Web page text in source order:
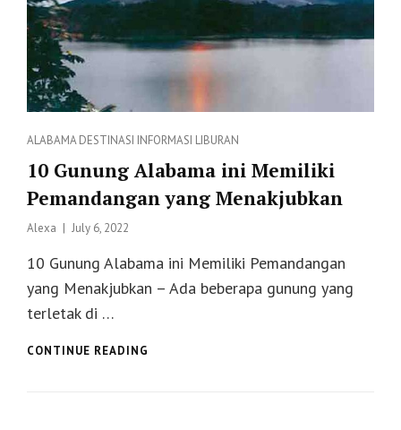
Categories
ALABAMADESTINASI INFORMASI LIBURAN
10 Gunung Alabama ini Memiliki
Pemandangan yang Menakjubkan
Alexa
Posted
July 6, 2022
10 Gunung Alabama ini Memiliki Pemandangan
yang Menakjubkan – Ada beberapa gunung yang
terletak di …
CONTINUE READING